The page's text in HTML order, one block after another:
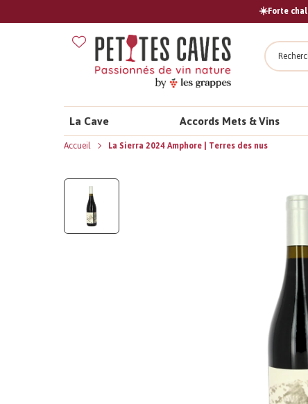
☀️Forte
La Cave Accords Mets & Vins
Accueil
La Sierra 2024 Amphore | Terres des nus